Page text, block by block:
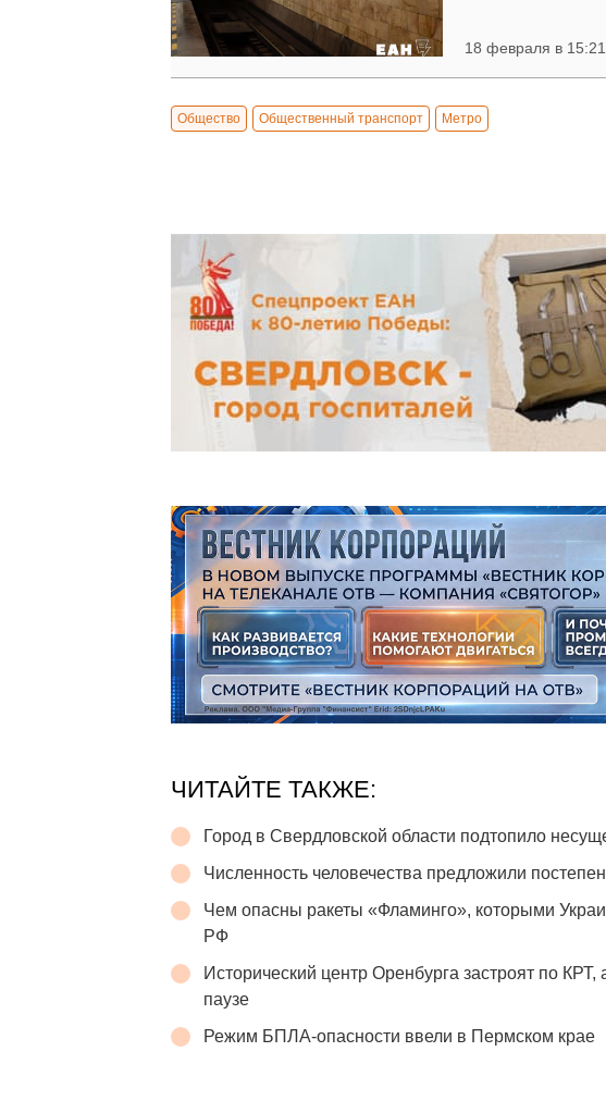
18 февраля в 15:21
Общество Общественный транспорт Метро
ЧИТАЙТЕ ТАКЖЕ:
Город в Свердловской области подтопило
Численность человечества предложили
Чем опасны ракеты «Фламинго», которыми
РФ
Исторический центр Оренбурга застроят по
паузе
Режим БПЛА-опасности ввели в Пермском крае